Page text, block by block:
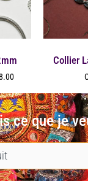
Collier
ce que je